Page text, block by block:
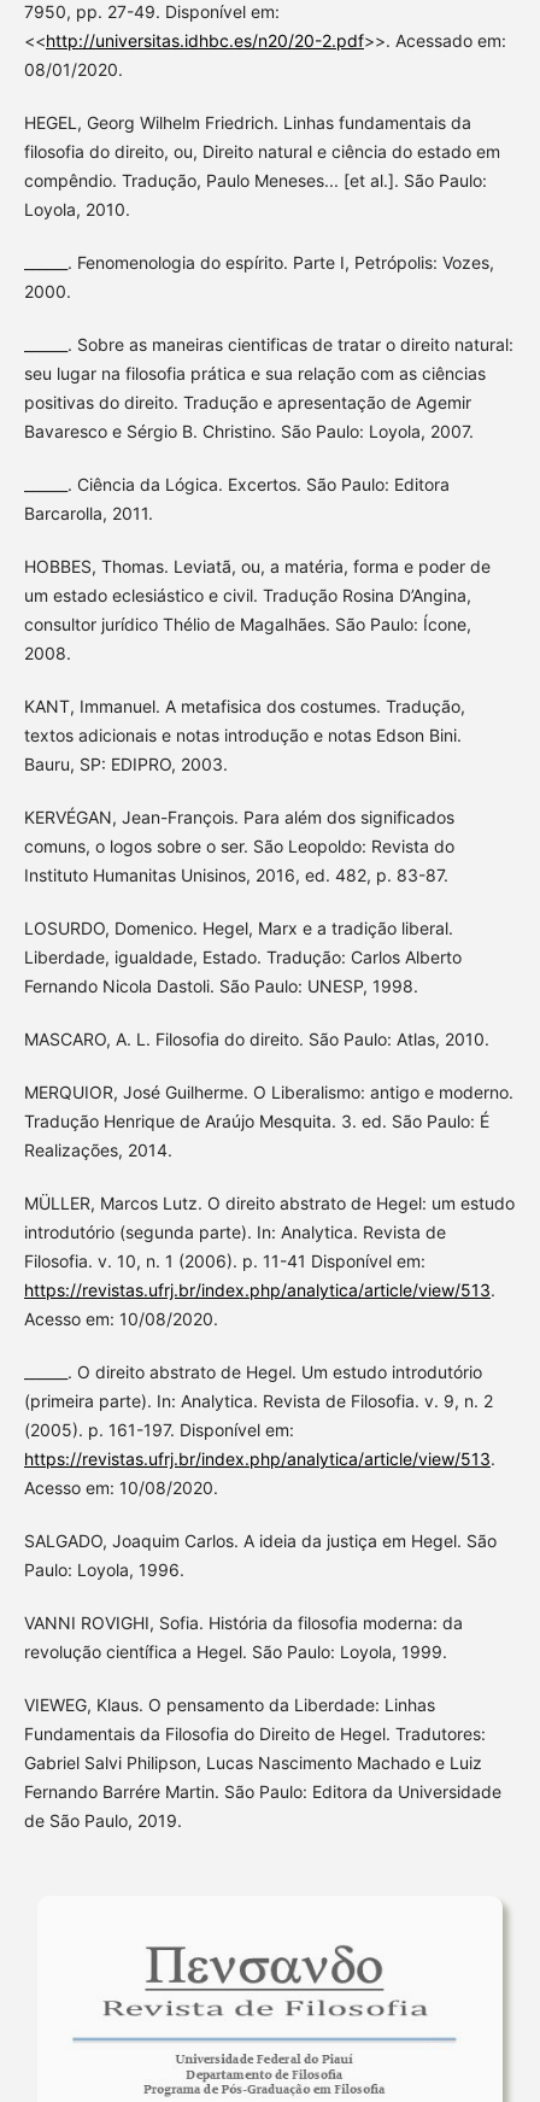
7950, pp. 27-49. Disponível em:
<<http://universitas.idhbc.es/n20/20-2.pdf>>. Acessado em:
08/01/2020.
HEGEL, Georg Wilhelm Friedrich. Linhas fundamentais da
filosofia do direito, ou, Direito natural e ciência do estado em
compêndio. Tradução, Paulo Meneses... [et al.]. São Paulo:
Loyola, 2010.
______. Fenomenologia do espírito. Parte I, Petrópolis: Vozes,
2000.
______. Sobre as maneiras cientificas de tratar o direito natural:
seu lugar na filosofia prática e sua relação com as ciências
positivas do direito. Tradução e apresentação de Agemir
Bavaresco e Sérgio B. Christino. São Paulo: Loyola, 2007.
______. Ciência da Lógica. Excertos. São Paulo: Editora
Barcarolla, 2011.
HOBBES, Thomas. Leviatã, ou, a matéria, forma e poder de
um estado eclesiástico e civil. Tradução Rosina D’Angina,
consultor jurídico Thélio de Magalhães. São Paulo: Ícone,
2008.
KANT, Immanuel. A metafisica dos costumes. Tradução,
textos adicionais e notas introdução e notas Edson Bini.
Bauru, SP: EDIPRO, 2003.
KERVÉGAN, Jean-François. Para além dos significados
comuns, o logos sobre o ser. São Leopoldo: Revista do
Instituto Humanitas Unisinos, 2016, ed. 482, p. 83-87.
LOSURDO, Domenico. Hegel, Marx e a tradição liberal.
Liberdade, igualdade, Estado. Tradução: Carlos Alberto
Fernando Nicola Dastoli. São Paulo: UNESP, 1998.
MASCARO, A. L. Filosofia do direito. São Paulo: Atlas, 2010.
MERQUIOR, José Guilherme. O Liberalismo: antigo e moderno.
Tradução Henrique de Araújo Mesquita. 3. ed. São Paulo: É
Realizações, 2014.
MÜLLER, Marcos Lutz. O direito abstrato de Hegel: um estudo
introdutório (segunda parte). In: Analytica. Revista de
Filosofia. v. 10, n. 1 (2006). p. 11-41 Disponível em:
https://revistas.ufrj.br/index.php/analytica/article/view/513.
Acesso em: 10/08/2020.
______. O direito abstrato de Hegel. Um estudo introdutório
(primeira parte). In: Analytica. Revista de Filosofia. v. 9, n. 2
(2005). p. 161-197. Disponível em:
https://revistas.ufrj.br/index.php/analytica/article/view/513.
Acesso em: 10/08/2020.
SALGADO, Joaquim Carlos. A ideia da justiça em Hegel. São
Paulo: Loyola, 1996.
VANNI ROVIGHI, Sofia. História da filosofia moderna: da
revolução científica a Hegel. São Paulo: Loyola, 1999.
VIEWEG, Klaus. O pensamento da Liberdade: Linhas
Fundamentais da Filosofia do Direito de Hegel. Tradutores:
Gabriel Salvi Philipson, Lucas Nascimento Machado e Luiz
Fernando Barrére Martin. São Paulo: Editora da Universidade
de São Paulo, 2019.